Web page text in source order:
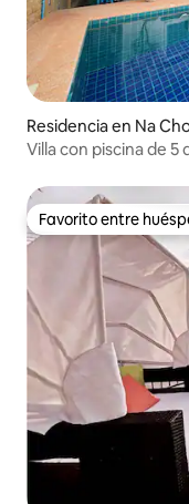
Residencia en Na
Villa con piscina de
Favorito entre
Favorito entre